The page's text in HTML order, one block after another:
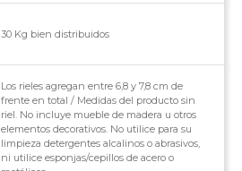
30 Kg bien distribuidos
Los rieles agregan entre 6,8 y 7,8 cm de
frente en total / Medidas del producto sin
riel. No incluye mueble de madera u otros
elementos decorativos. No utilice para su
limpieza detergentes alcalinos o abrasivos,
ni utilice esponjas/cepillos de acero o